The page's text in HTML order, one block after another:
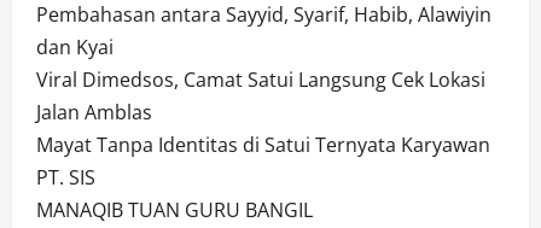
Pembahasan antara Sayyid, Syarif, Habib, Alawiyin
dan Kyai
Viral Dimedsos, Camat Satui Langsung Cek Lokasi
Jalan Amblas
Mayat Tanpa Identitas di Satui Ternyata Karyawan
PT. SIS
MANAQIB TUAN GURU BANGIL